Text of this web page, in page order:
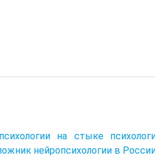
на стыке
нейропсихологии в